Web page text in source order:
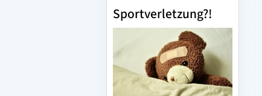
Sportverletzung?!